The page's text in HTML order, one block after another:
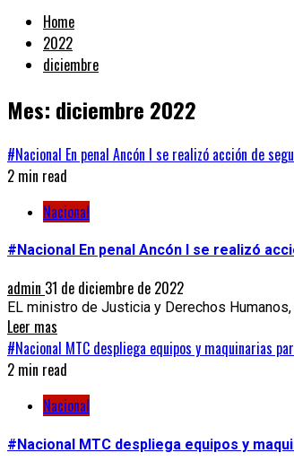
Home
2022
diciembre
Mes: diciembre 2022
#Nacional En penal Ancón I se realizó acción de
2 min read
Nacional
#Nacional En penal Ancón I se realizó
admin 31 de diciembre de 2022
EL ministro de Justicia y Derechos
Leer mas
#Nacional MTC despliega equipos y maquinarias
2 min read
Nacional
#Nacional MTC despliega equipos y